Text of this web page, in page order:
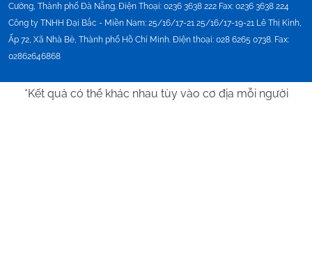
Cường, Thành phố Đà Nẵng. Điện Thoại: 0236 3638 222 Fax: 0236 3638 224
Công ty TNHH Đại Bắc - Miền Nam: 25/16/17-21 25/16/17-19-21 Lê Thị Kỉnh,
Ấp 72, Xã Nhà Bè, Thành phố Hồ Chí Minh. Điện thoại: 028 6265 0738. Fax:
02862646868
*Kết quả có thể khác nhau tùy vào cơ địa mỗi người